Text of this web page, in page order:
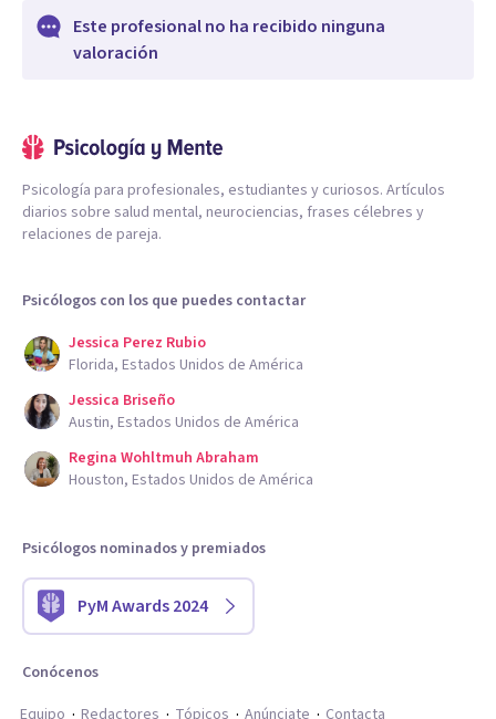
Este profesional no ha recibido ninguna
valoración
Psicología para profesionales, estudiantes y curiosos. Artículos
diarios sobre salud mental, neurociencias, frases célebres y
relaciones de pareja.
Psicólogos con los que puedes contactar
Jessica Perez Rubio
Florida, Estados Unidos de América
Jessica Briseño
Austin, Estados Unidos de América
Regina Wohltmuh Abraham
Houston, Estados Unidos de América
Psicólogos nominados y premiados
PyM Awards 2024
Conócenos
Equipo
Redactores Tópicos Anúnciate Contacta